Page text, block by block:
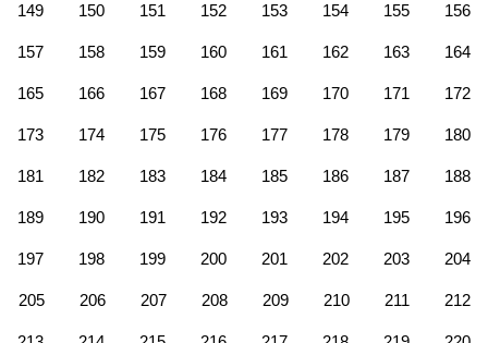
149 150 151 152 153 154 155 156
157 158 159 160 161 162 163 164
165 166 167 168 169 170 171 172
173 174 175 176 177 178 179 180
181 182 183 184 185 186 187 188
189 190 191 192 193 194 195 196
197 198 199 200 201 202 203 204
205 206 207 208 209 210 211 212